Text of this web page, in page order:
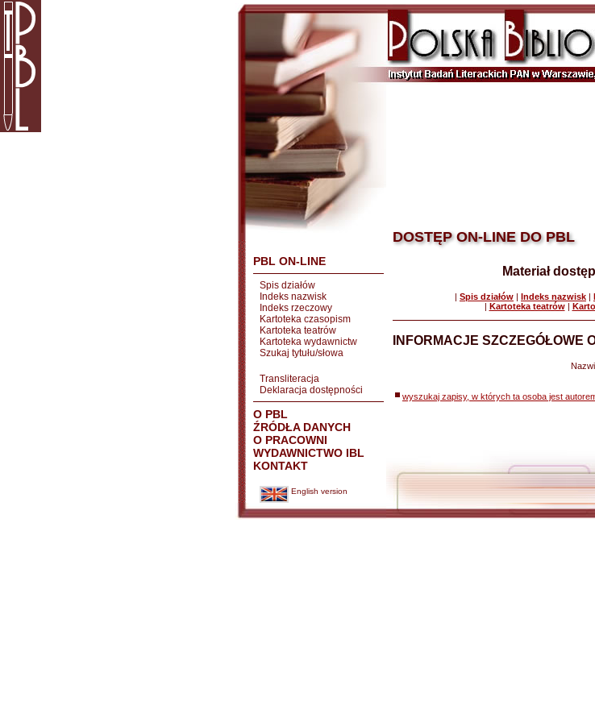
PBL ON-LINE
Spis działów
Indeks nazwisk
Indeks rzeczowy
Kartoteka czasopism
Kartoteka teatrów
Kartoteka wydawnictw
Szukaj tytułu/słowa
Transliteracja
Deklaracja dostępności
O PBL
ŹRÓDŁA DANYCH
O PRACOWNI
WYDAWNICTWO IBL
KONTAKT
English version
DOSTĘP ON-LINE DO PBL
Materiał
| Spis działów | Indeks nazwisk |
| Kartoteka teatrów|
INFORMACJE SZCZEGÓŁOWE
wyszukaj zapisy, w których ta osoba jest